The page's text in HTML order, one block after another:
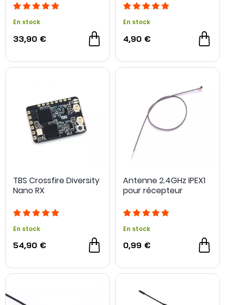
En stock
33,90 €
En stock
4,90 €
TBS Crossfire Diversity
Nano RX
En stock
54,90 €
Antenne 2.4GHz IPEX1
pour récepteur
En stock
0,99 €